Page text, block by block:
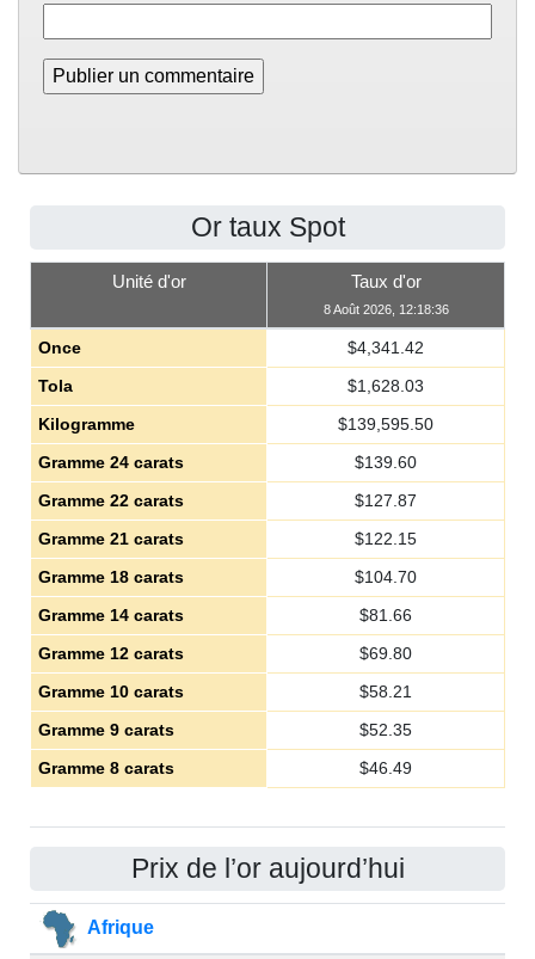
Or taux Spot
Unité d'or Taux d'or
8 Août 2026, 12:18:36
Once $4,341.42
Tola
$1,628.03
Kilogramme
$139,595.50
Gramme 24 carats
$139.60
Gramme 22 carats
$127.87
Gramme 21 carats
$122.15
Gramme 18 carats
$104.70
Gramme 14 carats
$81.66
Gramme 12 carats
$69.80
Gramme 10 carats
$58.21
Gramme 9 carats
$52.35
Gramme 8 carats
$46.49
Prix de l’or aujourd’hui
Afrique